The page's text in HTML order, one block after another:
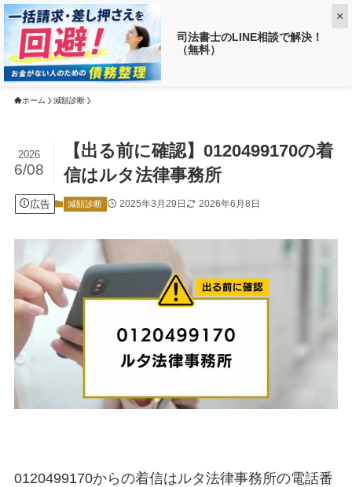
司法書士のLINE相談で解決！
（無料）
×
【返済がお得に!?】 借金がいくら減るか調べる ➡
ホーム 減額診断
【出る前に確認】0120499170の着
信はルタ法律事務所
2026
6/08
広告 減額診断 2025年3月29日 2026年6月8日
0120499170からの着信はルタ法律事務所の電話番